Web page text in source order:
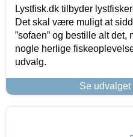
Lystfisk.dk tilbyder
Det skal være muligt at
”sofaen” og bestille alt det,
nogle herlige
udvalg.
Se udvalget